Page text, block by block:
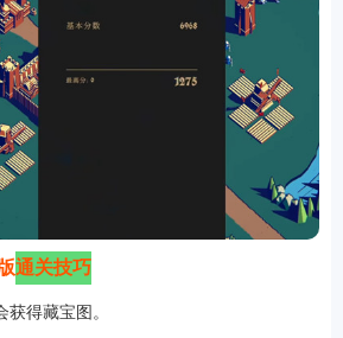
通关技巧
得藏宝图。